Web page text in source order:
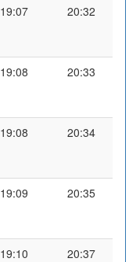
19:07 20:32
19:08 20:33
19:08 20:34
19:09 20:35
19:10 20:37